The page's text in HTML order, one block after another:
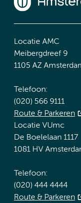
Locatie AMC
Meibergdreef 9
1105 AZ
Telefoon:
(020) 566 9111
Route & Parkeren
Locatie VUmc
De Boelelaan 1117
1081 HV
Telefoon:
(020) 444 4444
Route & Parkeren